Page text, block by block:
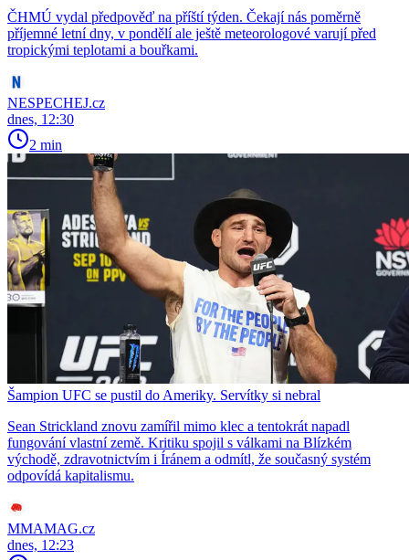
ČHMÚ vydal předpověď na příští týden. Čekají nás poměrně
příjemné letní dny, v pondělí ale ještě meteorologové varují před
tropickými teplotami a bouřkami.
NESPECHEJ.cz
dnes, 12:30
2 min
Šampion UFC se pustil do Ameriky. Servítky si nebral
Sean Strickland znovu zamířil mimo klec a tentokrát napadl
fungování vlastní země. Kritiku spojil s válkami na Blízkém
východě, zdravotnictvím i Íránem a odmítl, že současný systém
odpovídá kapitalismu.
MMAMAG.cz
dnes, 12:23